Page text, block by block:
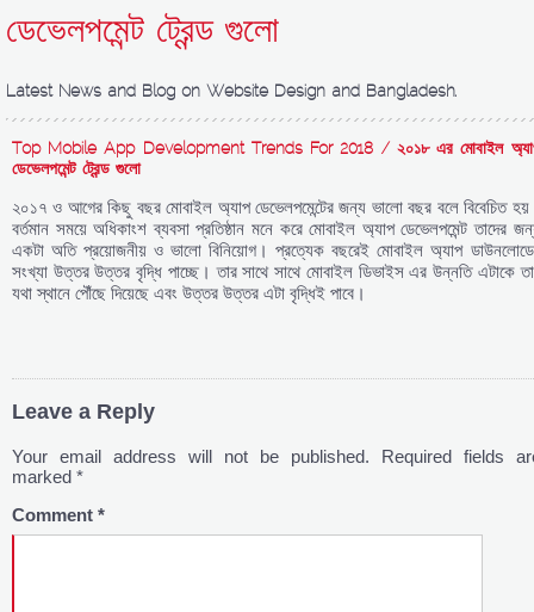
ডেভেলপমেন্ট ট্রেন্ড গুলো
Latest News and Blog on Website Design and Bangladesh.
Top Mobile App Development Trends For 2018 / ২০১৮ এর মোবাইল
ডেভেলপমেন্ট ট্রেন্ড গুলো
২০১৭ ও আগের কিছু বছর মোবাইল অ্যাপ ডেভেলপমেন্টের জন্য ভালো বছর বলে বিবেচিত
বর্তমান সময়ে অধিকাংশ ব্যবসা প্রতিষ্ঠান মনে করে মোবাইল অ্যাপ ডেভেলপমেন্ট তাদের
একটা অতি প্রয়োজনীয় ও ভালো বিনিয়োগ। প্রত্যেক বছরেই মোবাইল অ্যাপ
সংখ্যা উত্তর উত্তর বৃদ্ধি পাচ্ছে। তার সাথে সাথে মোবাইল ডিভাইস এর উন্নতি এটাকে
যথা স্থানে পৌঁছে দিয়েছে এবং উত্তর উত্তর এটা বৃদ্ধিই পাবে।
Leave a Reply
Your email address will not be published.
Required fields
marked *
Comment *